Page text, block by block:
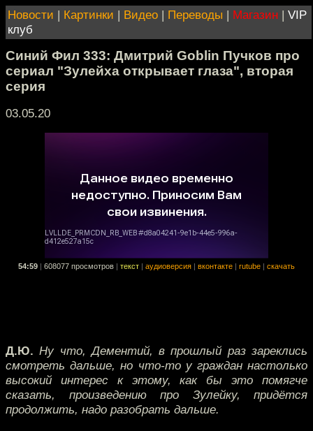
Новости | Картинки | Видео | Переводы | Магазин | VIP
клуб
Синий Фил 333: Дмитрий Goblin Пучков про
сериал "Зулейха открывает глаза", вторая
серия
03.05.20
54:59 608077 просмотров текст аудиоверсия вконтакте rutube скачать
Д.Ю. Ну что, Дементий, в прошлый раз зареклись
смотреть дальше, но что-то у граждан настолько
высокий интерес к этому, как бы это помягче
сказать, произведению про Зулейку, придётся
продолжить, надо разобрать дальше.